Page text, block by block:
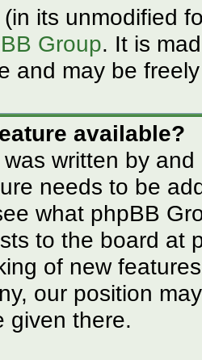
its unmodified
Group. It is
and may be
available?
written by
needs to be
what phpBB
to the board at
of new
our position
given there.